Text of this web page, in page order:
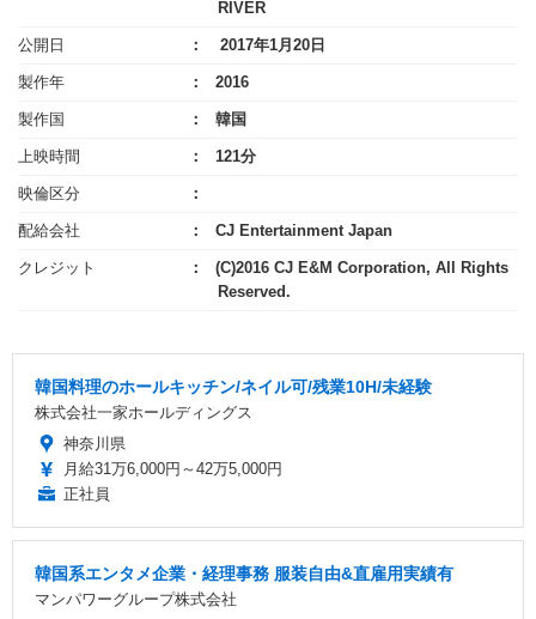
RIVER
公開日 2017年1月20日
製作年 2016
製作国 韓国
上映時間 121分
映倫区分
配給会社 CJ Entertainment Japan
クレジット
(C)2016 CJ E&M Corporation, All Rights
Reserved.
韓国料理のホールキッチン/ネイル可/残業10H/未経験
株式会社一家ホールディングス
神奈川県
月給31万6,000円～42万5,000円
正社員
韓国系エンタメ企業・経理事務 服装自由&直雇用実績有
マンパワーグループ株式会社